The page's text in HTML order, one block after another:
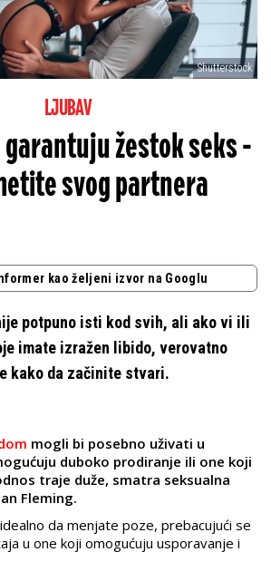
Shutterstock
LJUBAV
garantuju žestok seks -
svog partnera
kao željeni izvor na Googlu
potpuno isti kod svih, ali ako vi ili
imate izražen libido, verovatno
kako da začinite stvari.
mogli bi posebno uživati ​​u
duboko prodiranje ili one koji
traje duže, smatra seksualna
Fleming.
da menjate poze, prebacujući se
u one koji omogućuju usporavanje i